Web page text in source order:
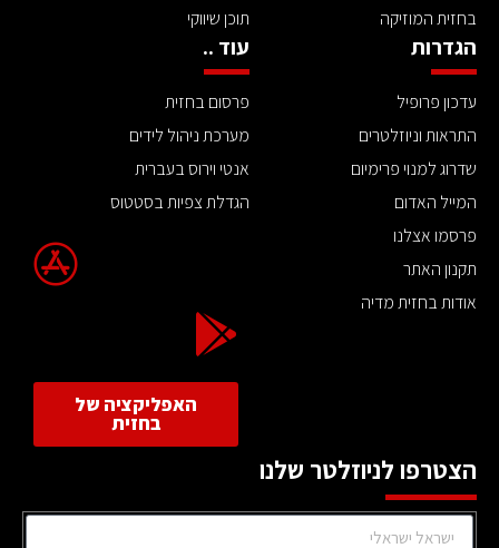
בחזית המוזיקה
תוכן שיווקי
הגדרות
עדכון פרופיל
התראות וניוזלטרים
שדרוג למנוי פרימיום
המייל האדום
פרסמו אצלנו
תקנון האתר
אודות בחזית מדיה
עוד ..
פרסום בחזית
מערכת ניהול לידים
אנטי וירוס בעברית
הגדלת צפיות בסטטוס
האפליקציה של
בחזית
הצטרפו לניוזלטר שלנו